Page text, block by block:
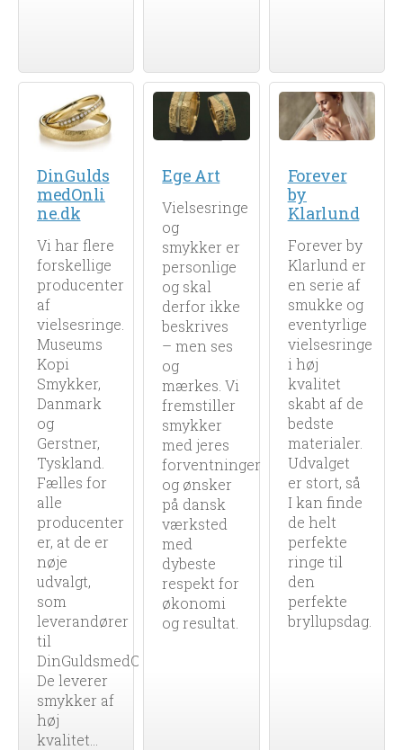
DinGulds
medOnli
ne.dk
Vi har flere
forskellige
producenter
af
vielsesringe.
Museums
Kopi
Smykker,
Danmark
og
Gerstner,
Tyskland.
Fælles for
alle
producenter
er, at de er
nøje
udvalgt,
som
leverandører
til
DinGuldsmedOnline.dk.
De leverer
smykker af
høj
kvalitet...
Ege Art
Vielsesringe
og
smykker er
personlige
og skal
derfor ikke
beskrives
– men ses
og
mærkes. Vi
fremstiller
smykker
med jeres
forventninger
og ønsker
på dansk
værksted
med
dybeste
respekt for
økonomi
og resultat.
Forever
by
Klarlund
Forever by
Klarlund er
en serie af
smukke og
eventyrlige
vielsesringe
i høj
kvalitet
skabt af de
bedste
materialer.
Udvalget
er stort, så
I kan finde
de helt
perfekte
ringe til
den
perfekte
bryllupsdag.